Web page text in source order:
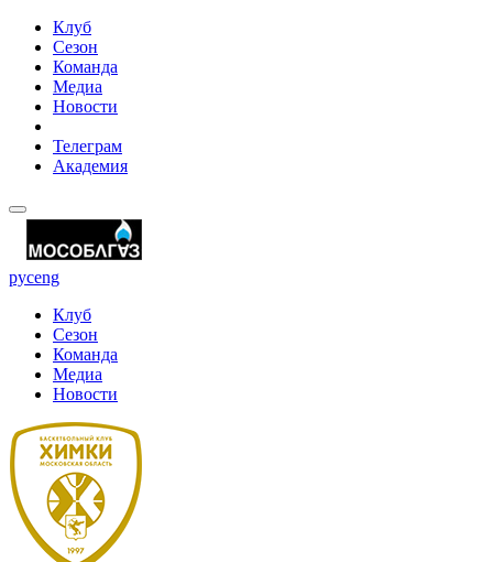
Клуб
Сезон
Команда
Медиа
Новости
Телеграм
Академия
русeng
Клуб
Сезон
Команда
Медиа
Новости